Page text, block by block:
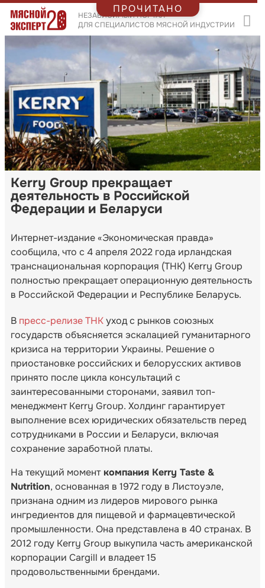
НЕЗАВИСИМЫЙ ПОРТАЛ
ДЛЯ СПЕЦИАЛИСТОВ МЯСНОЙ ИНДУСТРИИ
Kerry Group прекращает
деятельность в Российской
Федерации и Беларуси
Интернет-издание «Экономическая правда»
сообщила, что с 4 апреля 2022 года ирландская
транснациональная корпорация (ТНК) Kerry Group
полностью прекращает операционную деятельность
в Российской Федерации и Республике Беларусь.
В пресс-релизе ТНКуход с рынков союзных
государств объясняется эскалацией гуманитарного
кризиса на территории Украины. Решение о
приостановке российских и белорусских активов
принято после цикла консультаций с
заинтересованными сторонами, заявил топ-
менеджмент Kerry Group. Холдинг гарантирует
выполнение всех юридических обязательств перед
сотрудниками в России и Беларуси, включая
сохранение заработной платы.
На текущий моменткомпания Kerry Taste &
Nutrition, основанная в 1972 году в Листоуэле,
признана одним из лидеров мирового рынка
ингредиентов для пищевой и фармацевтической
промышленности. Она представлена в 40 странах. В
2012 году Kerry Group выкупила часть американской
корпорации Cargill и владеет 15
продовольственными брендами.
ПРОЧИТАНО